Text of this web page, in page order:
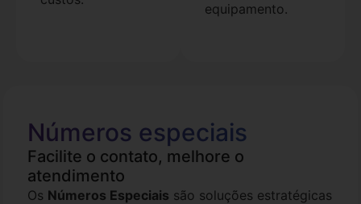
equipamento.
Números especiais
Facilite o contato, melhore o
atendimento
Os Números Especiais são soluções estratégicas